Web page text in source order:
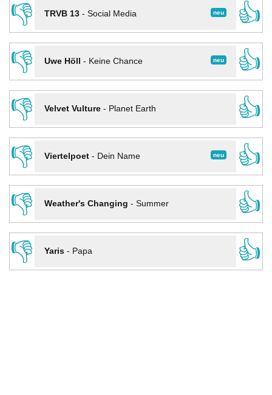
👎
neu
TRVB 13- Social Media
👍
👎
neu
Uwe Höll - Keine Chance
👍
👎
Velvet Vulture- Planet Earth
👍
👎
neu
Viertelpoet- Dein Name
👍
👎
Weather's Changing - Summer
👍
👎
Yaris- Papa 👍